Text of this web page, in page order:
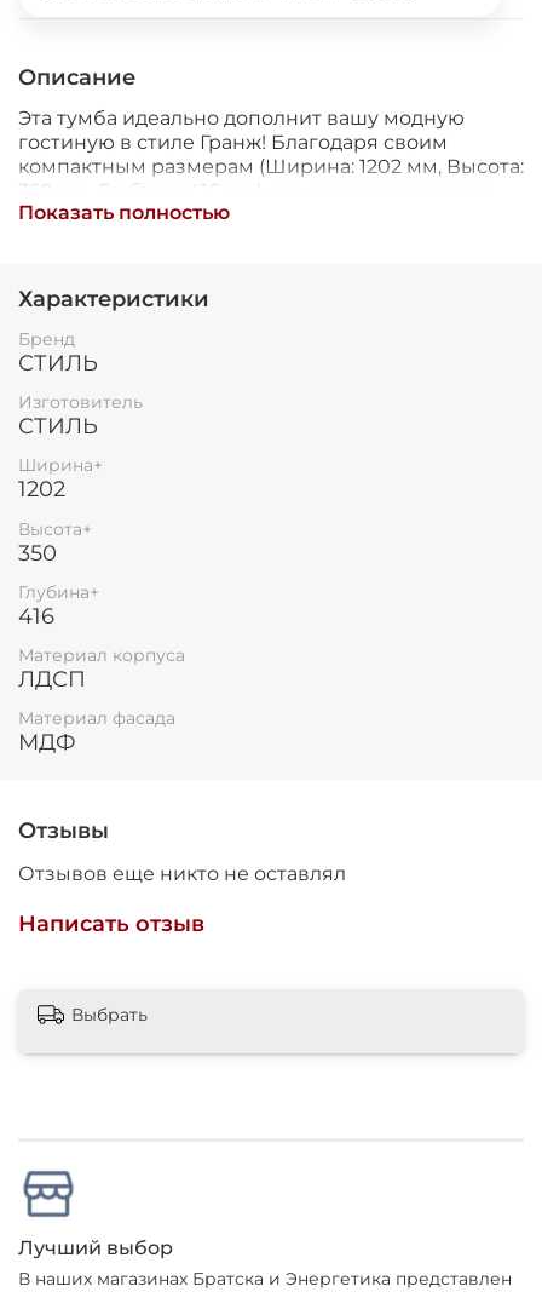
Описание
Эта тумба идеально дополнит вашу модную
гостиную в стиле Гранж! Благодаря своим
компактным размерам (Ширина: 1202 мм, Высота:
350 мм, Глубина: 416 мм) она легко поместится
даже в небольшом пространстве. Корпус
модель, вы получите качественный товар от
производителя СТИЛЬ по доступной цене.
Создайте гармоничный интерьер своей мечты
вместе с этой замечательной тумбой!
Показать полностью
Характеристики
Бренд
СТИЛЬ
Изготовитель
СТИЛЬ
Ширина+
1202
Высота+
350
Глубина+
416
Материал корпуса
ЛДСП
Материал фасада
МДФ
Отзывы
Отзывов еще никто не оставлял
Написать отзыв
Выбрать
Лучший выбор
В наших магазинах Братска и Энергетика представлен